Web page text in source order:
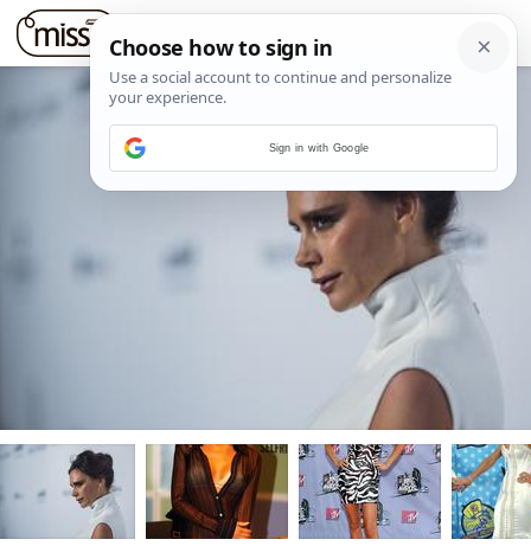
Sign in with Google